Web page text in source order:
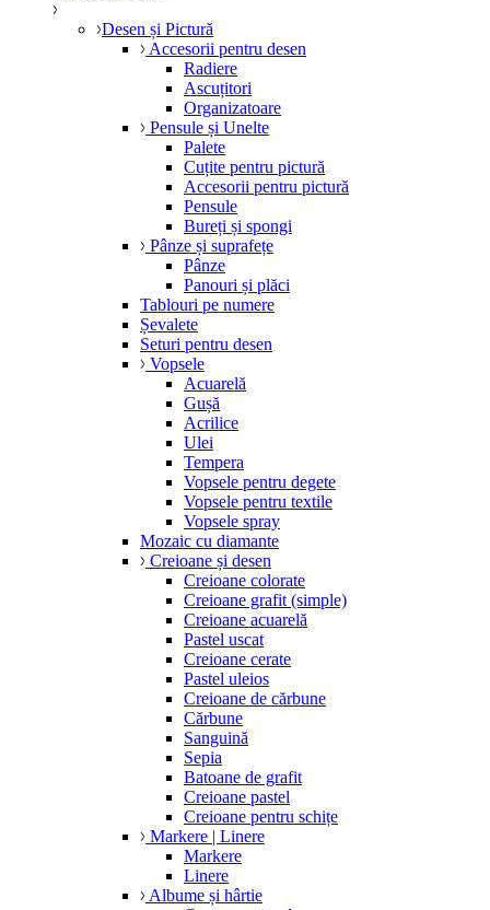
Desen și Pictură
Accesorii pentru desen
Radiere
Ascuțitori
Organizatoare
Pensule și Unelte
Palete
Cuțite pentru pictură
Accesorii pentru pictură
Pensule
Bureți și spongi
Pânze și suprafețe
Pânze
Panouri și plăci
Tablouri pe numere
Șevalete
Seturi pentru desen
Vopsele
Acuarelă
Gușă
Acrilice
Ulei
Tempera
Vopsele pentru degete
Vopsele pentru textile
Vopsele spray
Mozaic cu diamante
Creioane și desen
Creioane colorate
Creioane grafit (simple)
Creioane acuarelă
Pastel uscat
Creioane cerate
Pastel uleios
Creioane de cărbune
Cărbune
Sanguină
Sepia
Batoane de grafit
Creioane pastel
Creioane pentru schițe
Markere | Linere
Markere
Linere
Albume și hârtie